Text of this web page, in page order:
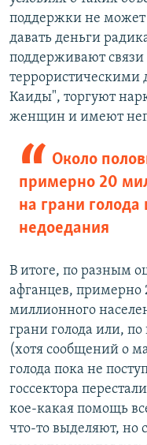
поддержки не может
давать деньги
поддерживают
Каиды", торгуют
женщин и имеют
Около
примерно 20
на грани
недоедания
В итоге, по разным
афганцев, примерно
миллионного
грани голода или,
(хотя сообщений о
голода пока не
госсектора
кое-какая помощь
что-то выделяют, но